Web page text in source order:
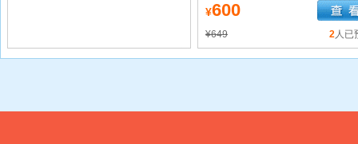
¥600
¥649 2人已